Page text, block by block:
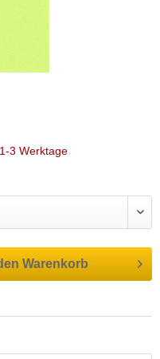
3 Werktage
Warenkorb